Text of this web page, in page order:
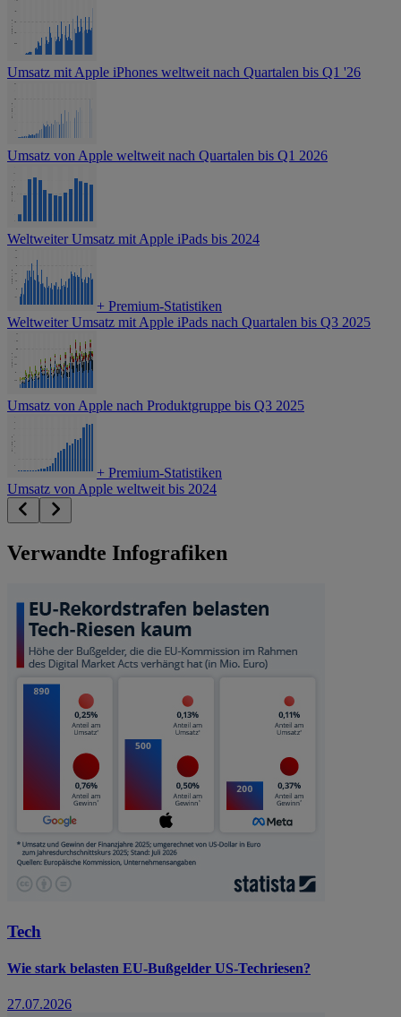
Umsatz mit Apple iPhones weltweit nach Quartalen bis Q1 '26
Umsatz von Apple weltweit nach Quartalen bis Q1 2026
Weltweiter Umsatz mit Apple iPads bis 2024
+ Premium-Statistiken
Weltweiter Umsatz mit Apple iPads nach Quartalen bis Q3 2025
Umsatz von Apple nach Produktgruppe bis Q3 2025
+ Premium-Statistiken
Umsatz von Apple weltweit bis 2024
Verwandte Infografiken
Tech
Wie stark belasten EU-Bußgelder US-Techriesen?
27.07.2026